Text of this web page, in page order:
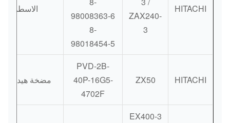
HITACHI
ZAX240-
3
98008363-6
8-
98018454-5
الاسطوانة
HITACHI
ZX50
PVD-2B-
40P-16G5-
4702F
مضخة
EX400-3